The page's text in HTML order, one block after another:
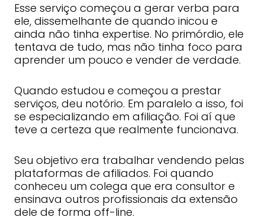
Esse serviço começou a gerar verba para
ele, dissemelhante de quando inicou e
ainda não tinha expertise. No primórdio, ele
tentava de tudo, mas não tinha foco para
aprender um pouco e vender de verdade.
Quando estudou e começou a prestar
serviços, deu notório. Em paralelo a isso, foi
se especializando em afiliação. Foi aí que
teve a certeza que realmente funcionava.
Seu objetivo era trabalhar vendendo pelas
plataformas de afiliados. Foi quando
conheceu um colega que era consultor e
ensinava outros profissionais da extensão
dele de forma off-line.